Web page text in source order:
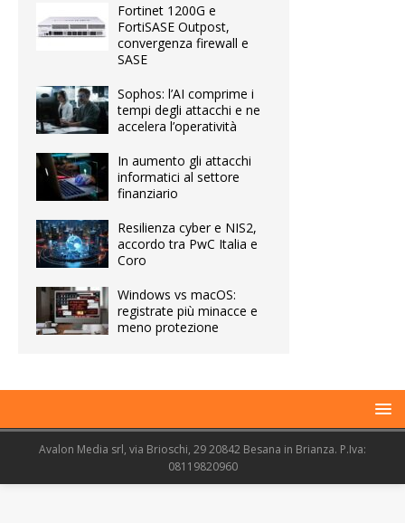
Fortinet 1200G e
FortiSASE Outpost,
convergenza firewall e
SASE
Sophos: l’AI comprime i
tempi degli attacchi e ne
accelera l’operatività
In aumento gli attacchi
informatici al settore
finanziario
Resilienza cyber e NIS2,
accordo tra PwC Italia e
Coro
Windows vs macOS:
registrate più minacce e
meno protezione
Avalon Media srl, via Brioschi, 29 20842 Besana in Brianza. P.Iva:
08119820960